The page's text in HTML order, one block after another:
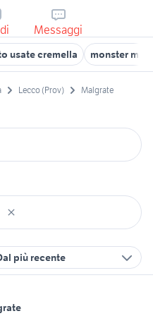
Messaggi
usate cremella monster
Lecco (Prov) Malgrate
più recente